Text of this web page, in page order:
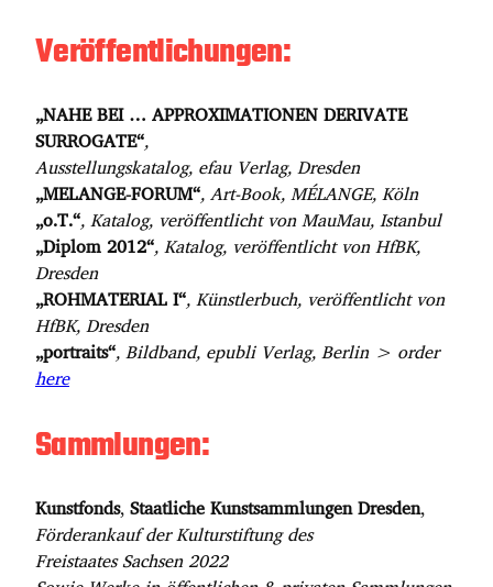
Veröffentlichungen:
„NAHE BEI … APPROXIMATIONEN DERIVATE
SURROGATE“,
Ausstellungskatalog, efau Verlag, Dresden
„MELANGE-FORUM“, Art-Book, MÉLANGE, Köln
„o.T.“, Katalog, veröffentlicht von MauMau, Istanbul
„Diplom 2012“, Katalog, veröffentlicht von HfBK,
Dresden
„ROHMATERIAL I“, Künstlerbuch, veröffentlicht von
HfBK, Dresden
„portraits“, Bildband, epubli Verlag, Berlin > order
here
Sammlungen:
Kunstfonds,Staatliche Kunstsammlungen Dresden,
Förderankauf der Kulturstiftung des
Freistaates Sachsen 2022